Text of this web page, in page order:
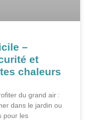
–
et
chaleurs
du grand air :
dans le jardin ou
pour les